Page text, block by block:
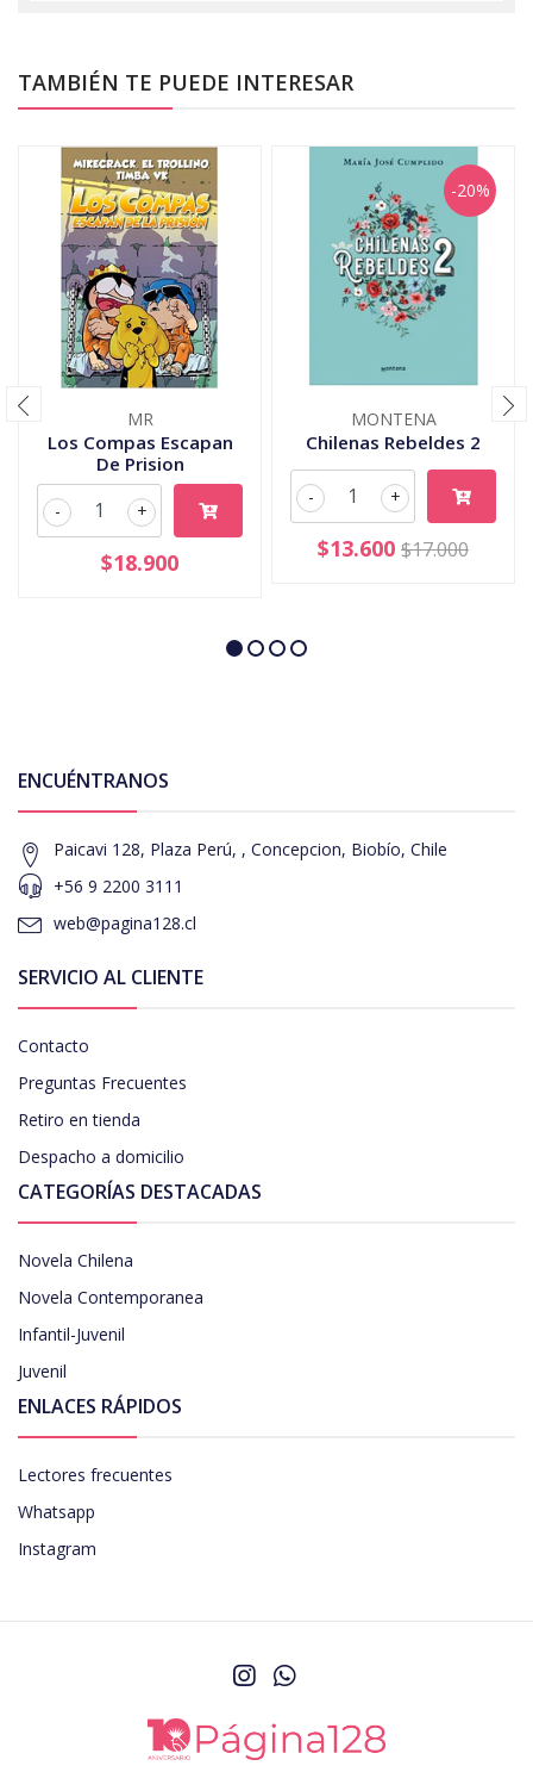
TAMBIÉN TE PUEDE INTERESAR
MR
Los Compas Escapan
De Prision
+
-
$18.900
-20%
MONTENA
Chilenas Rebeldes 2
+
-
$13.600 $17.000
ENCUÉNTRANOS
Paicavi 128, Plaza Perú, , Concepcion, Biobío, Chile
+56 9 2200 3111
web@pagina128.cl
SERVICIO AL CLIENTE
Contacto
Preguntas Frecuentes
Retiro en tienda
Despacho a domicilio
CATEGORÍAS DESTACADAS
Novela Chilena
Novela Contemporanea
Infantil-Juvenil
Juvenil
ENLACES RÁPIDOS
Lectores frecuentes
Whatsapp
Instagram